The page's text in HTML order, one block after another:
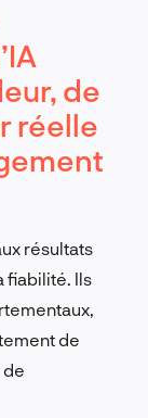
de
réelle
résultats
fiabilité. Ils
de
de